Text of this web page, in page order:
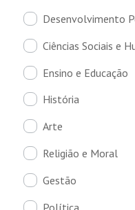
Desenvolvimento
Ciências Sociais e
Ensino e Educação
História
Arte
Religião e Moral
Gestão
Política